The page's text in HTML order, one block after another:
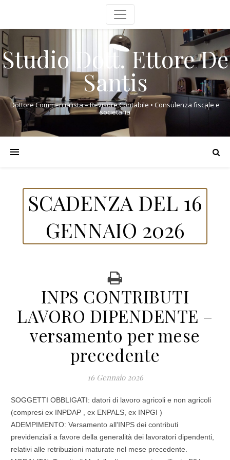
Studio Dott. Ettore De
Santis
Dottore Commercialista – Revisore Contabile • Consulenza fiscale e
societaria
SCADENZA DEL 16
GENNAIO 2026
INPS CONTRIBUTI
LAVORO DIPENDENTE –
versamento per mese
precedente
16 Gennaio 2026
SOGGETTI OBBLIGATI: datori di lavoro agricoli e non agricoli
(compresi ex INPDAP , ex ENPALS, ex INPGI )
ADEMPIMENTO: Versamento all'INPS dei contributi
previdenziali a favore della generalità dei lavoratori dipendenti,
relativi alle retribuzioni maturate nel mese precedente.